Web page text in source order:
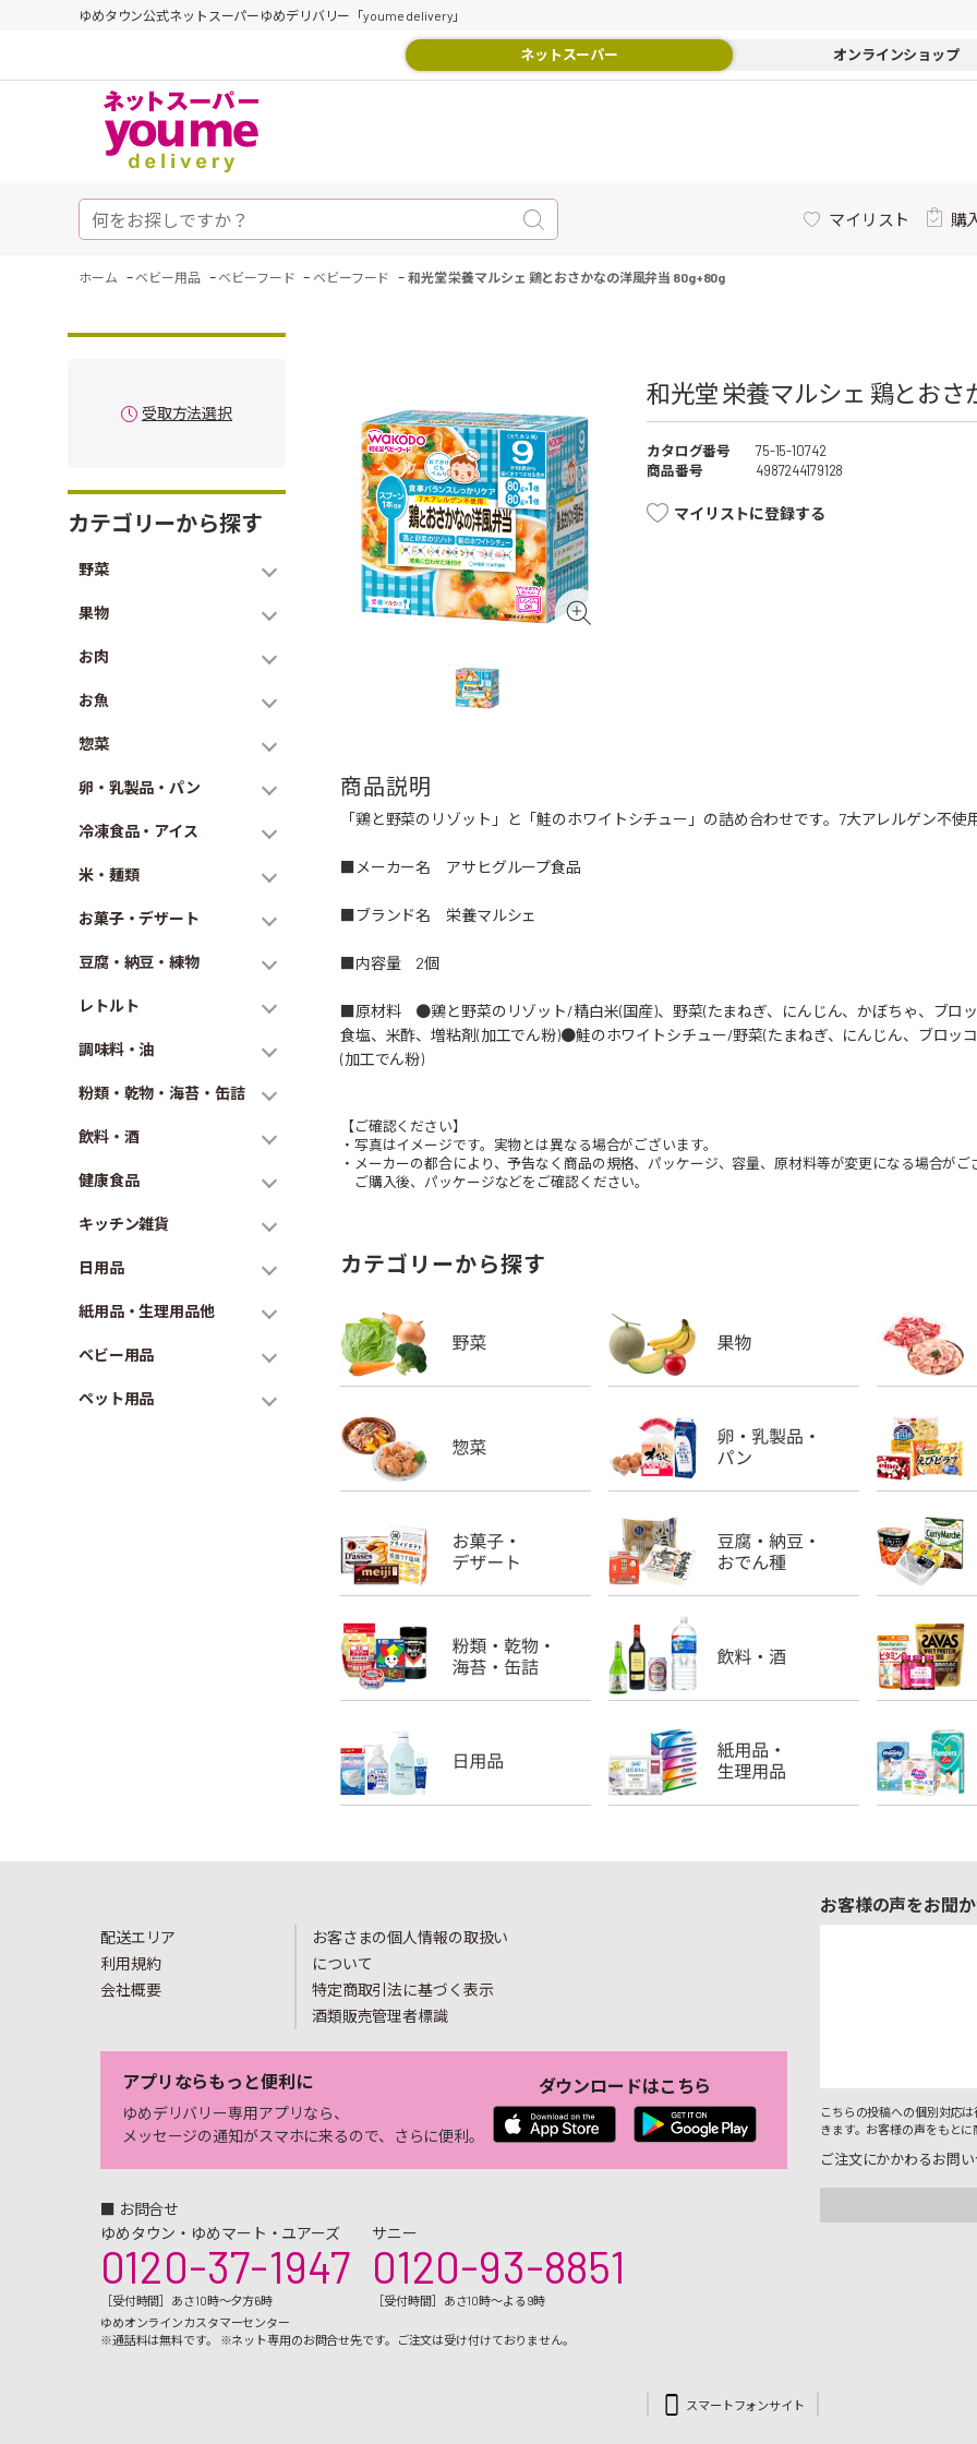
ゆめタウン公式ネットスーパーゆめデリバリー「youme delivery」
ネットスーパー オンラインショップ
マイリスト 購
ホーム - ベビー用品 - ベビーフード - ベビーフード - 和光堂 栄養マルシェ 鶏とおさかなの洋風弁当 80g+80g
受取方法選択
カテゴリーから探す
野菜
果物
お肉
お魚
惣菜
卵・乳製品・パン
冷凍食品・アイス
米・麺類
お菓子・デザート
豆腐・納豆・練物
レトルト
調味料・油
粉類・乾物・海苔・缶詰
飲料・酒
健康食品
キッチン雑貨
日用品
紙用品・生理用品他
ベビー用品
ペット用品
和光堂 栄養マルシェ 鶏とおさ
カタログ番号
75-15-10742
商品番号
4987244179128
マイリストに登録する
商品説明
「鶏と野菜のリゾット」と「鮭のホワイトシチュー」の詰め合わせです。7大アレルゲン不使
■メーカー名 アサヒグループ食品
■ブランド名 栄養マルシェ
■内容量 2個
■原材料 ●鶏と野菜のリゾット/精白米(国産)、野菜(たまねぎ、にんじん、かぼちゃ、ブロ
食塩、米酢、増粘剤(加工でん粉)●鮭のホワイトシチュー/野菜(たまねぎ、にんじん、ブロッ
(加工でん粉)
【ご確認ください】
・写真はイメージです。実物とは異なる場合がございます。
・メーカーの都合により、予告なく商品の規格、パッケージ、容量、原材料等が変更になる場合がご
ご購入後、パッケージなどをご確認ください。
カテゴリーから探す
配送エリア
利用規約
会社概要
お客さまの個人情報の取扱い
について
特定商取引法に基づく表示
酒類販売管理者標識
アプリならもっと便利に
ゆめデリバリー専用アプリなら、
メッセージの通知がスマホに来るので、さらに便利。
ダウンロードはこちら
■ お問合せ
ゆめタウン・ゆめマート・ユアーズ
0120-37-1947
［受付時間］あさ10時～夕方6時
サニー
0120-93-8851
［受付時間］あさ10時～よる9時
ゆめオンラインカスタマーセンター
※通話料は無料です。 ※ネット専用のお問合せ先です。ご注文は受け付けておりません。
お客様の声をお聞
こちらの投稿への個別対応
きます。お客様の声をもと
ご注文にかかわるお問
スマートフォンサイト